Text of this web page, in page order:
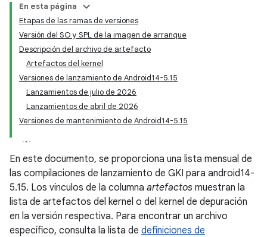
En esta página
Etapas de las ramas de versiones
Versión del SO y SPL de la imagen de arranque
Descripción del archivo de artefacto
Artefactos del kernel
Versiones de lanzamiento de Android14-5.15
Lanzamientos de julio de 2026
Lanzamientos de abril de 2026
Versiones de mantenimiento de Android14-5.15
En este documento, se proporciona una lista mensual de
las compilaciones de lanzamiento de GKI para android14-
5.15. Los vínculos de la columna artefactos muestran la
lista de artefactos del kernel o del kernel de depuración
en la versión respectiva. Para encontrar un archivo
específico, consulta la lista de definiciones de